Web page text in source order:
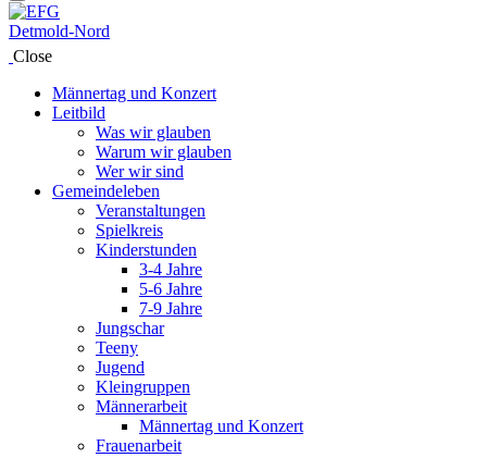
Close
Männertag und Konzert
Leitbild
Was wir glauben
Warum wir glauben
Wer wir sind
Gemeindeleben
Veranstaltungen
Spielkreis
Kinderstunden
3-4 Jahre
5-6 Jahre
7-9 Jahre
Jungschar
Teeny
Jugend
Kleingruppen
Männerarbeit
Männertag und Konzert
Frauenarbeit